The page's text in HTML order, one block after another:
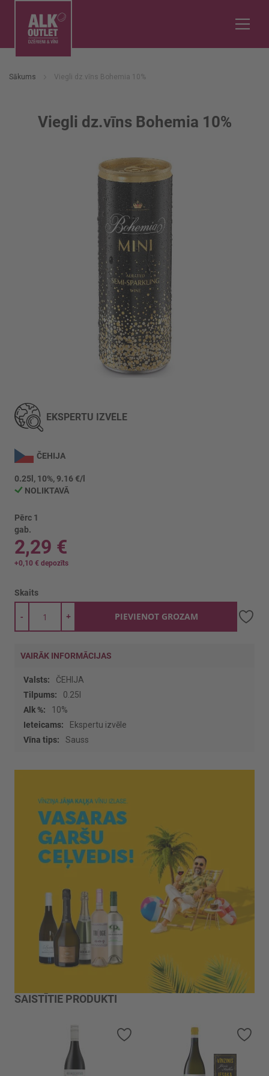
Sākums Viegli dz.vīns Bohemia 10%
Viegli dz.vīns Bohemia 10%
uz
galerijas
sākumu
EKSPERTU IZVĒLE
ČEHIJA
0.25l, 10%, 9.16 €/l
NOLIKTAVĀ
Pērc 1
gab.
2,29 €
+0,10 € depozīts
Skaits
+
- PIEVIENOT GROZAM
VAIRĀK INFORMĀCIJAS
Vairāk
informācijas
ČEHIJA
0.25l
10%
Ekspertu izvēle
Sauss
SAISTĪTIE PRODUKTI
Pievienot vēlmju sarakstam